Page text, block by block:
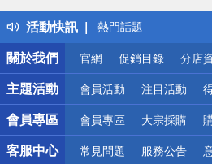
活動快訊
得獎公告
熱門話題
銀行優惠
偏遠地區配送
詐騙網頁！請小心！
關於我們
官網 促銷目錄 分店
主題活動 會員活動 注目活動
會員專區 會員專區 大宗採購
客服中心 常見問題 服務公告